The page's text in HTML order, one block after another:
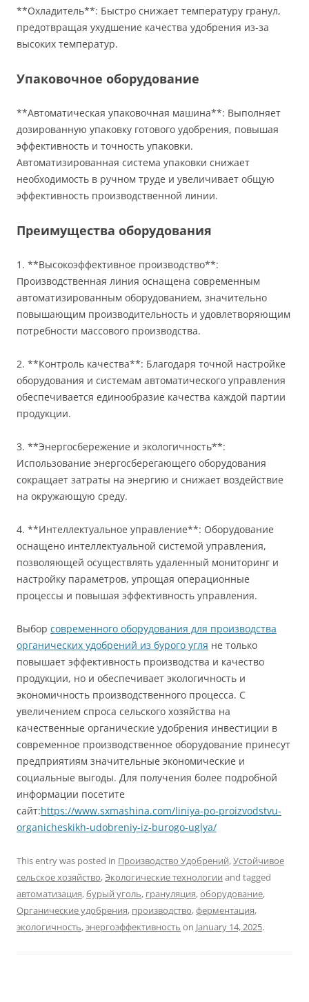
**Охладитель**: Быстро снижает температуру гранул,
предотвращая ухудшение качества удобрения из-за
высоких температур.
Упаковочное оборудование
**Автоматическая упаковочная машина**: Выполняет
дозированную упаковку готового удобрения, повышая
эффективность и точность упаковки.
Автоматизированная система упаковки снижает
необходимость в ручном труде и увеличивает общую
эффективность производственной линии.
Преимущества оборудования
1. **Высокоэффективное производство**:
Производственная линия оснащена современным
автоматизированным оборудованием, значительно
повышающим производительность и удовлетворяющим
потребности массового производства.
2. **Контроль качества**: Благодаря точной настройке
оборудования и системам автоматического управления
обеспечивается единообразие качества каждой партии
продукции.
3. **Энергосбережение и экологичность**:
Использование энергосберегающего оборудования
сокращает затраты на энергию и снижает воздействие
на окружающую среду.
4. **Интеллектуальное управление**: Оборудование
оснащено интеллектуальной системой управления,
позволяющей осуществлять удаленный мониторинг и
настройку параметров, упрощая операционные
процессы и повышая эффективность управления.
Выбор современного оборудования для производства
органических удобрений из бурого угля не только
повышает эффективность производства и качество
продукции, но и обеспечивает экологичность и
экономичность производственного процесса. С
увеличением спроса сельского хозяйства на
качественные органические удобрения инвестиции в
современное производственное оборудование принесут
предприятиям значительные экономические и
социальные выгоды. Для получения более подробной
информации посетите
сайт:https://www.sxmashina.com/liniya-po-proizvodstvu-
organicheskikh-udobreniy-iz-burogo-uglya/
This entry was posted in Производство Удобрений,Устойчивое
сельское хозяйство,Экологические технологии and tagged
автоматизация,бурый уголь, грануляция,оборудование,
Органические удобрения, производство,ферментация,
экологичность,энергоэффективность on January 14, 2025.